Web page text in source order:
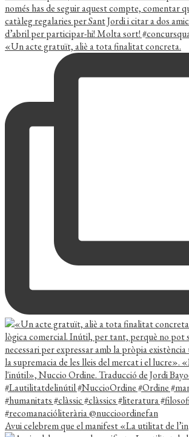
«Un acte gratuït, aliè a tota finalitat concreta.
Avui celebrem que el manifest «La utilitat de l’in